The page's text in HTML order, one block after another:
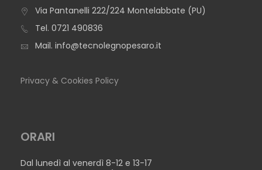
TAVOLO ROMA
Via Pantanelli 222/224 Montelabbate (PU)
Tel. 0721 490836
Mail. info@tecnolegnopesaro.it
Privacy & Cookies Policy
ORARI
Dal lunedì al venerdì 8-12 e 13-17